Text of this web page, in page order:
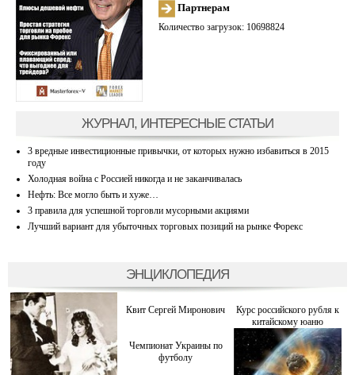
Партнерам
Количество загрузок: 10698824
ЖУРНАЛ, ИНТЕРЕСНЫЕ СТАТЬИ
3 вредные инвестиционные привычки, от которых нужно избавиться в 2015
году
Холодная война с Россией никогда и не заканчивалась
Нефть: Все могло быть и хуже…
3 правила для успешной торговли мусорными акциями
Лучший вариант для убыточных торговых позиций на рынке Форекс
ЭНЦИКЛОПЕДИЯ
Квит Сергей Миронович
Курс российского рубля к
китайскому юаню
Чемпионат Украины по
футболу